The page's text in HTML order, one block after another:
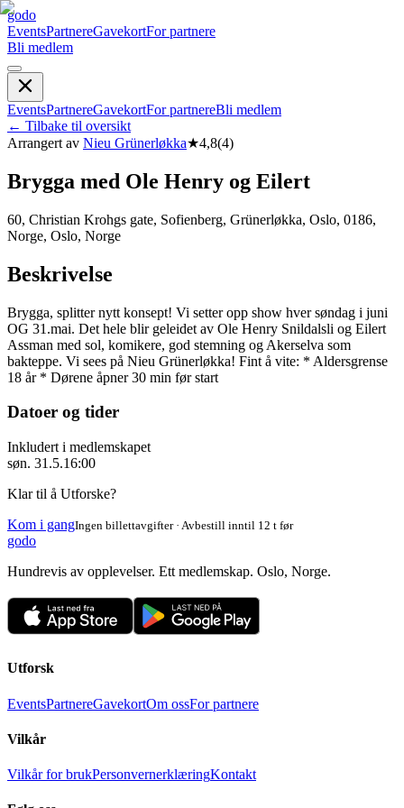
godo
EventsPartnereGavekortFor partnere
Bli medlem
EventsPartnereGavekortFor partnereBli medlem
← Tilbake til oversikt
Arrangert av Nieu Grünerløkka★4,8(4)
Brygga med Ole Henry og Eilert
60, Christian Krohgs gate, Sofienberg, Grünerløkka, Oslo, 0186,
Norge, Oslo, Norge
Beskrivelse
Brygga, splitter nytt konsept! Vi setter opp show hver søndag i juni
OG 31.mai. Det hele blir geleidet av Ole Henry Snildalsli og Eilert
Assman med sol, komikere, god stemning og Akerselva som
bakteppe. Vi sees på Nieu Grünerløkka! Fint å vite: * Aldersgrense
18 år * Dørene åpner 30 min før start
Datoer og tider
Inkludert i medlemskapet
søn. 31.5.16:00
Klar til å Utforske?
Kom i gangIngen billettavgifter · Avbestill inntil 12 t før
godo
Hundrevis av opplevelser. Ett medlemskap. Oslo, Norge.
Utforsk
EventsPartnereGavekortOm ossFor partnere
Vilkår
Vilkår for brukPersonvernerklæringKontakt